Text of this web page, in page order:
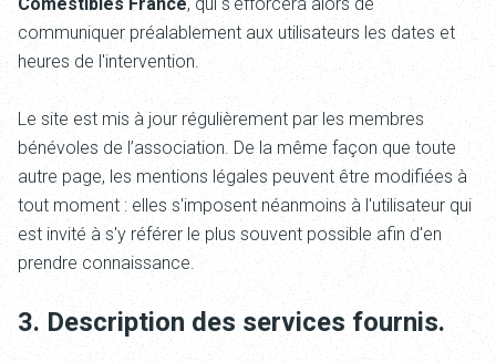
communiquer préalablement aux utilisateurs les dates et
heures de l'intervention.
Le site est mis à jour régulièrement par les membres
bénévoles de l’association. De la même façon que toute
autre page, les mentions légales peuvent être modifiées à
tout moment : elles s'imposent néanmoins à l'utilisateur qui
est invité à s'y référer le plus souvent possible afin d'en
prendre connaissance.
3. Description des services fournis.